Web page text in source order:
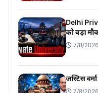
Delhi
को बड़ा
7/8/2026
जस्टिस
7/8/2026